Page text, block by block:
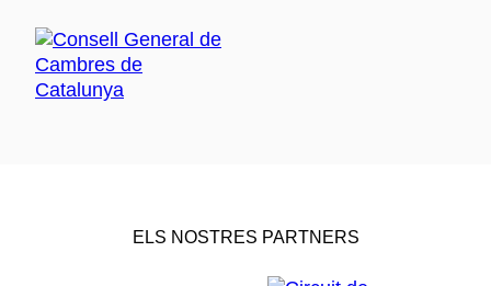
ELS NOSTRES PARTNERS